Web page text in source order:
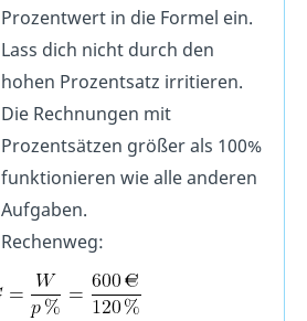
Prozentwert in die Formel ein.
Lass dich nicht durch den
hohen Prozentsatz irritieren.
Die Rechnungen mit
Prozentsätzen größer als 100%
funktionieren wie alle anderen
Aufgaben.
Rechenweg: